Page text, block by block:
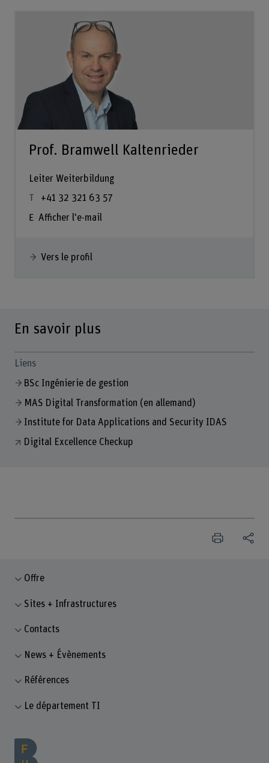
Prof. Bramwell Kaltenrieder
Leiter Weiterbildung
+41 32 321 63 57
Afficher l'e-mail
Vers le profil
En savoir plus
Liens
BSc Ingénierie de gestion
MAS Digital Transformation (en allemand)
Institute for Data Applications and Security IDAS
Digital Excellence Checkup
Offre
Sites + Infrastructures
Contacts
News + Évènements
Références
Le département TI